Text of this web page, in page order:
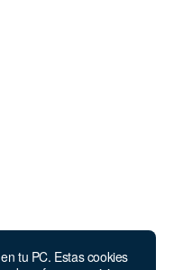
tu PC. Estas cookies